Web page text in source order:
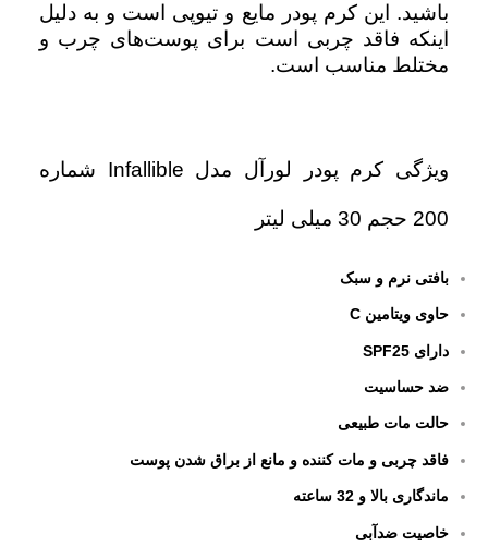
باشید. این کرم پودر مایع و تیوپی است و به‌ دلیل
اینکه فاقد چربی است برای پوست‌های چرب و
مختلط مناسب است.
ویژگی کرم پودر لورآل مدل Infallible شماره
200 حجم 30 میلی لیتر
بافتی نرم و سبک
حاوی ویتامین C
دارای SPF25
ضد حساسیت
حالت مات طبیعی
فاقد چربی و مات کننده و مانع از براق شدن پوست
ماندگاری بالا و 32 ساعته
خاصیت ضدآبی